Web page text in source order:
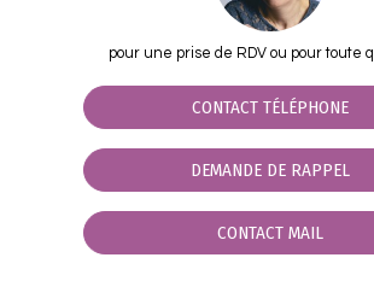
pour une prise de RDV ou pour toute
CONTACT TÉLÉPHONE
DEMANDE DE RAPPEL
CONTACT MAIL